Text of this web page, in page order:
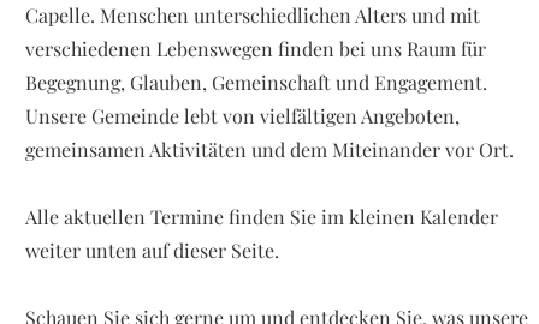
Capelle. Menschen unterschiedlichen Alters und mit
verschiedenen Lebenswegen finden bei uns Raum für
Begegnung, Glauben, Gemeinschaft und Engagement.
Unsere Gemeinde lebt von vielfältigen Angeboten,
gemeinsamen Aktivitäten und dem Miteinander vor Ort.
Alle aktuellen Termine finden Sie im kleinen Kalender
weiter unten auf dieser Seite.
Schauen Sie sich gerne um und entdecken Sie, was unsere